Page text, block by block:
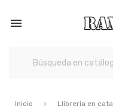

Inicio Llibreria en